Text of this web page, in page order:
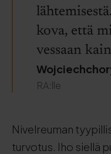
kova, että
vessaan
RA:lle
Nivelreuman
turvotus. Iho siellä